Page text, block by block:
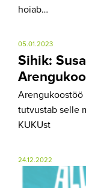
hoiab…
05.01.2023
Sihik:
Arengukoostöö
tutvustab selle
KUKUst
24.12.2022